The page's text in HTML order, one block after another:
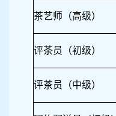
茶艺师（高级）
评茶员（初级）
评茶员（中级）